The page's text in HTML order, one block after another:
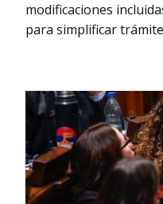
modificaciones
para simplificar